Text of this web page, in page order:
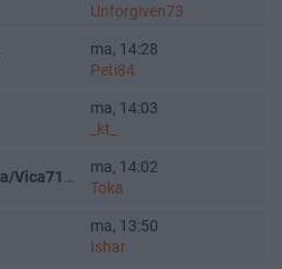
Unforgiven73
ma, 14:28
Peti84
ma, 14:03
_kt_
Toka Club/Labanc/Laruska/Vica71/Nacky/Bpali/Oldrider/Josefernando/Mcbull/Kawaszabi
ma, 14:02
Toka
ma, 13:50
Ishar